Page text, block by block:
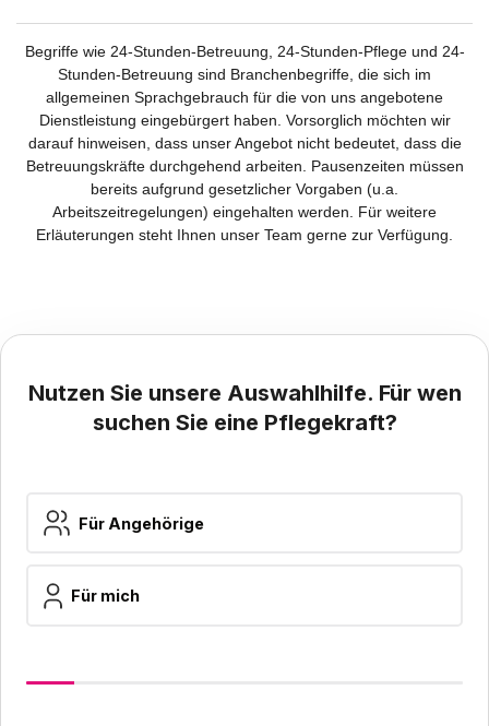
Begriffe wie 24-Stunden-Betreuung, 24-Stunden-Pflege und 24-
Stunden-Betreuung sind Branchenbegriffe, die sich im
allgemeinen Sprachgebrauch für die von uns angebotene
Dienstleistung eingebürgert haben. Vorsorglich möchten wir
darauf hinweisen, dass unser Angebot nicht bedeutet, dass die
Betreuungskräfte durchgehend arbeiten. Pausenzeiten müssen
bereits aufgrund gesetzlicher Vorgaben (u.a.
Arbeitszeitregelungen) eingehalten werden. Für weitere
Erläuterungen steht Ihnen unser Team gerne zur Verfügung.